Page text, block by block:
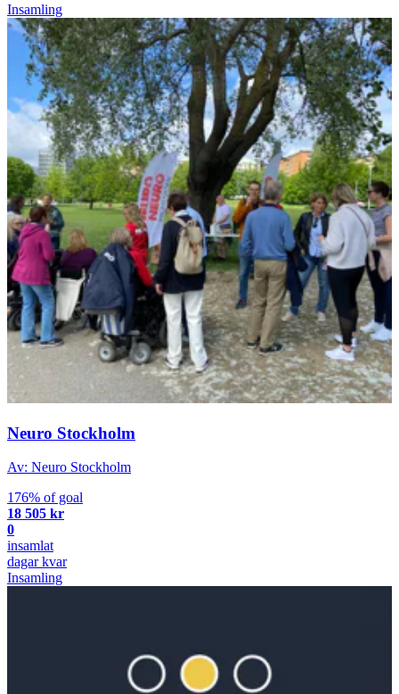
Insamling
Neuro Stockholm
Av: Neuro Stockholm
176% of goal
18 505 kr
0
insamlat
dagar kvar
Insamling